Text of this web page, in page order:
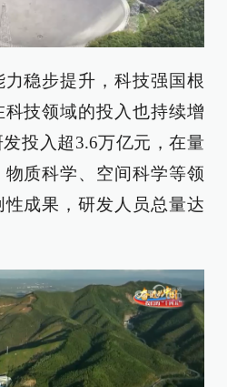
稳步提升，科技强国根
技领域的投入也持续增
投入超3.6万亿元，在量
质科学、空间科学等领
成果，研发人员总量达